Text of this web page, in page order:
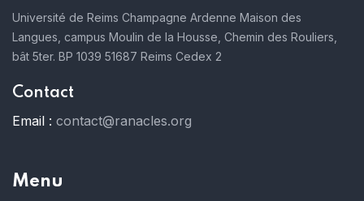
Université de Reims Champagne Ardenne Maison des
Langues, campus Moulin de la Housse, Chemin des Rouliers,
bât 5ter. BP 1039 51687 Reims Cedex 2
Contact
Email : contact@ranacles.org
Menu